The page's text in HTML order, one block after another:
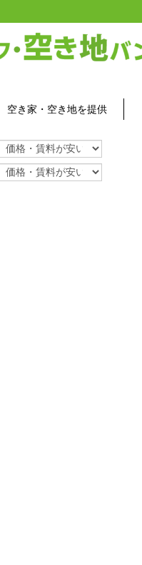
空き家・空き地を提供